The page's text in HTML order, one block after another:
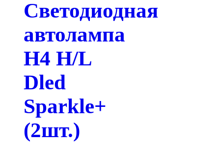
Светодиодная
автолампа
H4 H/L
Dled
Sparkle+
(2шт.)